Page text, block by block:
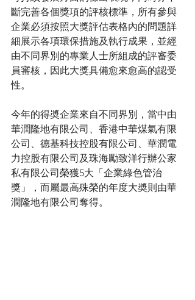
斷完善各個獎項的評核標準，所有參與
企業必須按照大獎評估表格內的問題詳
細展示各項環保措施及執行成果，並經
由不同界別的專業人士所組成的評審委
員審核，因此大獎具備愈來愈高的認受
性。
今年的得奬企業來自不同界別，當中由
華潤隆地有限公司、香港中華煤氣有限
公司、德基科技控股有限公司、華潤電
力控股有限公司及珠海勵致洋行辦公家
私有限公司榮獲5大「企業綠色管治
獎」，而屬最高殊榮的年度大奬則由華
潤隆地有限公司奪得。